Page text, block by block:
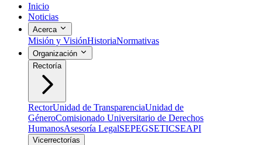
Inicio
Noticias
Acerca
Misión y VisiónHistoriaNormativas
Organización
Rectoría
RectorUnidad de TransparenciaUnidad de
GéneroComisionado Universitario de Derechos
HumanosAsesoría LegalSEPEGSETICSEAPI
Vicerrectorías